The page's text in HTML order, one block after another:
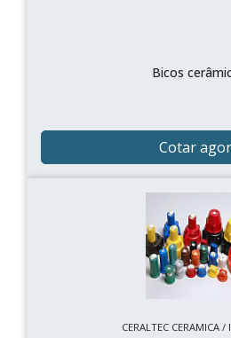
Bicos
Cotar
CERALTEC CERAMICA /